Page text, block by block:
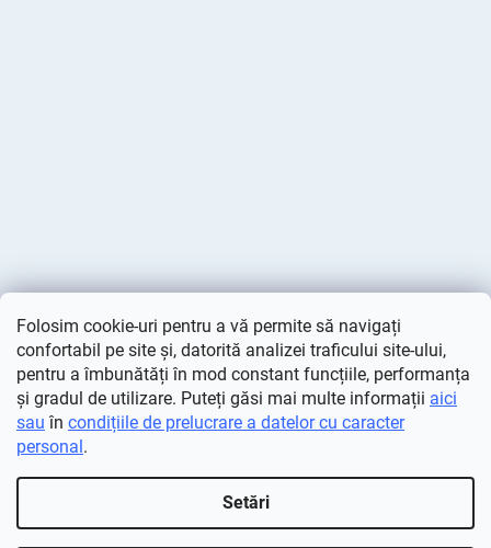
Folosim cookie-uri pentru a vă permite să navigați
confortabil pe site și, datorită analizei traficului site-ului,
pentru a îmbunătăți în mod constant funcțiile, performanța
și gradul de utilizare. Puteți găsi mai multe informații aici
sau în condițiile de prelucrare a datelor cu caracter
personal.
Setări